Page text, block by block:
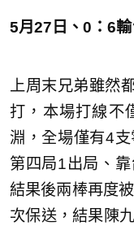
5月27日、0：6
上周末兄弟雖然
打，本場打線不
淵，全場僅有4
第四局1出局、
結果後兩棒再度
次保送，結果陳